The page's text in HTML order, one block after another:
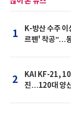
1
K-방산 수주
르펜' 착공”…
2
KAI KF-21, 10
진…120대 양